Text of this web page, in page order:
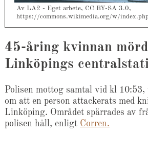
Av LA2 - Eget arbete, CC BY-SA 3.0,
https://commons.wikimedia.org/w/
45-åring kvinnan
Linköpings
Polisen mottog samtal vid kl
om att en person attackerats med
Linköping. Området spärrades av
polisen håll, enligt Corren.